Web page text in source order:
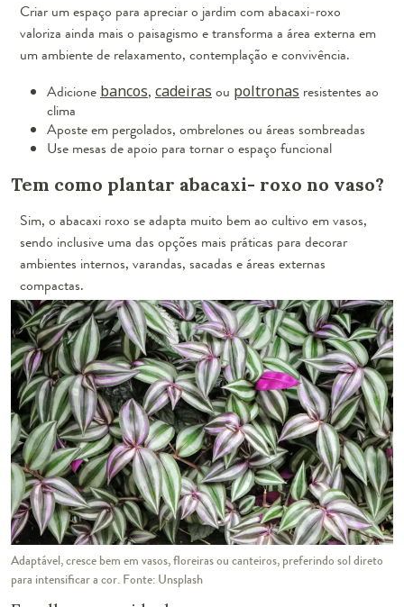
Criar um espaço para apreciar o jardim com abacaxi-roxo
valoriza ainda mais o paisagismo e transforma a área externa em
um ambiente de relaxamento, contemplação e convivência.
Adicione bancos, cadeiras ou poltronas resistentes ao
clima
Aposte em pergolados, ombrelones ou áreas sombreadas
Use mesas de apoio para tornar o espaço funcional
Tem como plantar abacaxi- roxo no vaso?
Sim, o abacaxi roxo se adapta muito bem ao cultivo em vasos,
sendo inclusive uma das opções mais práticas para decorar
ambientes internos, varandas, sacadas e áreas externas
compactas.
Adaptável, cresce bem em vasos, floreiras ou canteiros, preferindo sol direto
para intensificar a cor. Fonte: Unsplash